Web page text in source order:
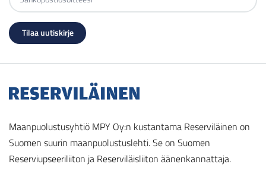
Maanpuolustusyhtiö MPY Oy:n kustantama Reserviläinen on
Suomen suurin maanpuolustuslehti. Se on Suomen
Reserviupseeriliiton ja Reserviläisliiton äänenkannattaja.